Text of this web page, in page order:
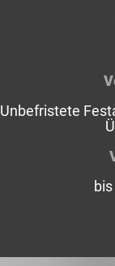
Unbefristete